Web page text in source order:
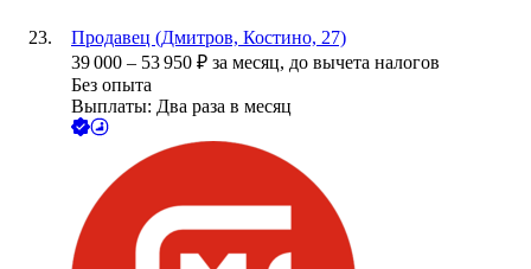
Продавец (Дмитров, Костино, 27)
39 000 – 53 950 ₽ за месяц, до вычета налогов
Без опыта
Выплаты: Два раза в месяц